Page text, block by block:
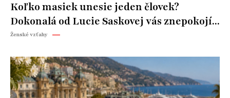
Koľko masiek unesie jeden človek?
Dokonalá od Lucie Saskovej vás znepokojí...
Ženské vzťahy